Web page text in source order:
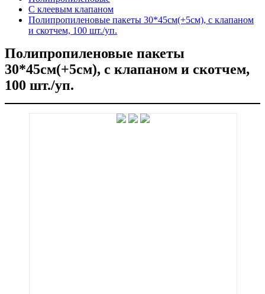
C клеевым клапаном
Полипропиленовые пакеты 30*45см(+5см), с клапаном
и скотчем, 100 шт./уп.
Полипропиленовые пакеты
30*45см(+5см), с клапаном и скотчем,
100 шт./уп.